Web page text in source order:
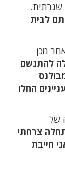
שגרתית.
לבית
מכן
להתנשם
דקות העניינים החלו
של
צרחתי
חייבת